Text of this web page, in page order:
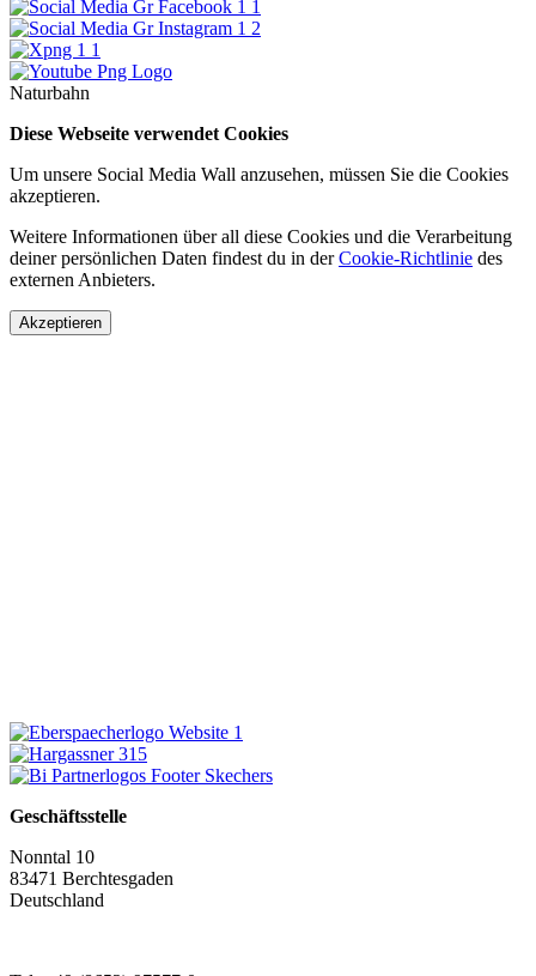
Naturbahn
Diese Webseite verwendet Cookies
Um unsere Social Media Wall anzusehen, müssen Sie die Cookies
akzeptieren.
Weitere Informationen über all diese Cookies und die Verarbeitung
deiner persönlichen Daten findest du in derCookie-Richtlinie des
externen Anbieters.
Akzeptieren
Geschäftsstelle
Nonntal 10
83471 Berchtesgaden
Deutschland